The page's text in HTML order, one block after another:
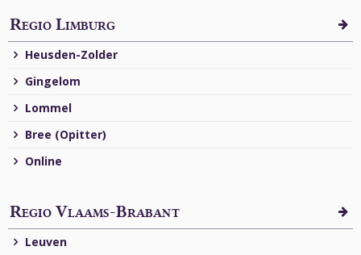
Regio Limburg
Heusden-Zolder
Gingelom
Lommel
Bree (Opitter)
Online
Regio Vlaams-Brabant
Leuven